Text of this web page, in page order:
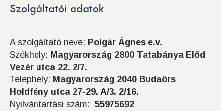
Szolgáltatói adatok
A szolgáltató neve: Polgár Ágnes e.v.
Székhely: Magyarország 2800 Tatabánya Előd
Vezér utca 22. 2/7.
Telephely: Magyarország 2040 Budaörs
Holdfény utca 27-29. A/3. 2/16.
Nyilvántartási szám: 55975692